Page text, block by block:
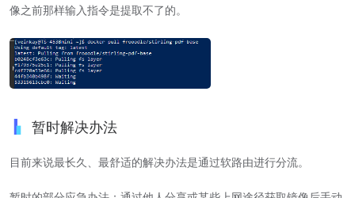
像之前那样输入指令是提取不了的。
暂时解决办法
目前来说最长久、最舒适的解决办法是通过软路由进行分流。